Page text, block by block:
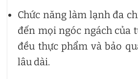
Chức năng làm lạnh đa
đến mọi ngóc ngách của
đều thực phẩm và bảo
lâu dài.